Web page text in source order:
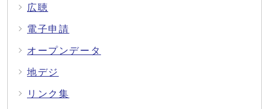
広聴
電子申請
オープンデータ
地デジ
リンク集